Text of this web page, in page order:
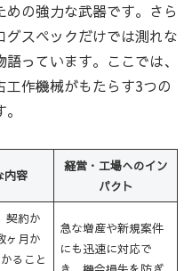
の強力な武器です。さら
グスペックだけでは測れな
っています。ここでは、
作機械がもたらす3つの
内容
経営・工場へのイン
パクト
契約か
ヶ月か
ること
急な増産や新規案件
にも迅速に対応で